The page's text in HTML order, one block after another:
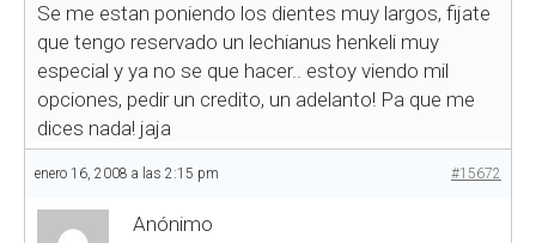
Se me estan poniendo los dientes muy largos, fijate
que tengo reservado un lechianus henkeli muy
especial y ya no se que hacer.. estoy viendo mil
opciones, pedir un credito, un adelanto! Pa que me
dices nada! jaja
enero 16, 2008 a las 2:15 pm #15672
Anónimo